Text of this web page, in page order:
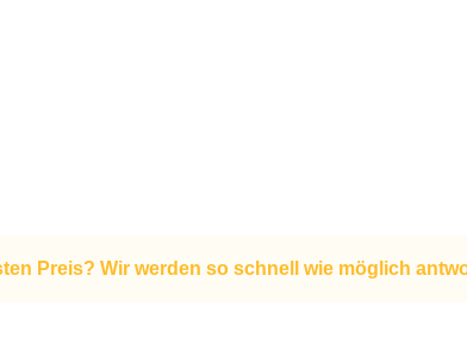
Preis? Wir werden so schnell wie möglich